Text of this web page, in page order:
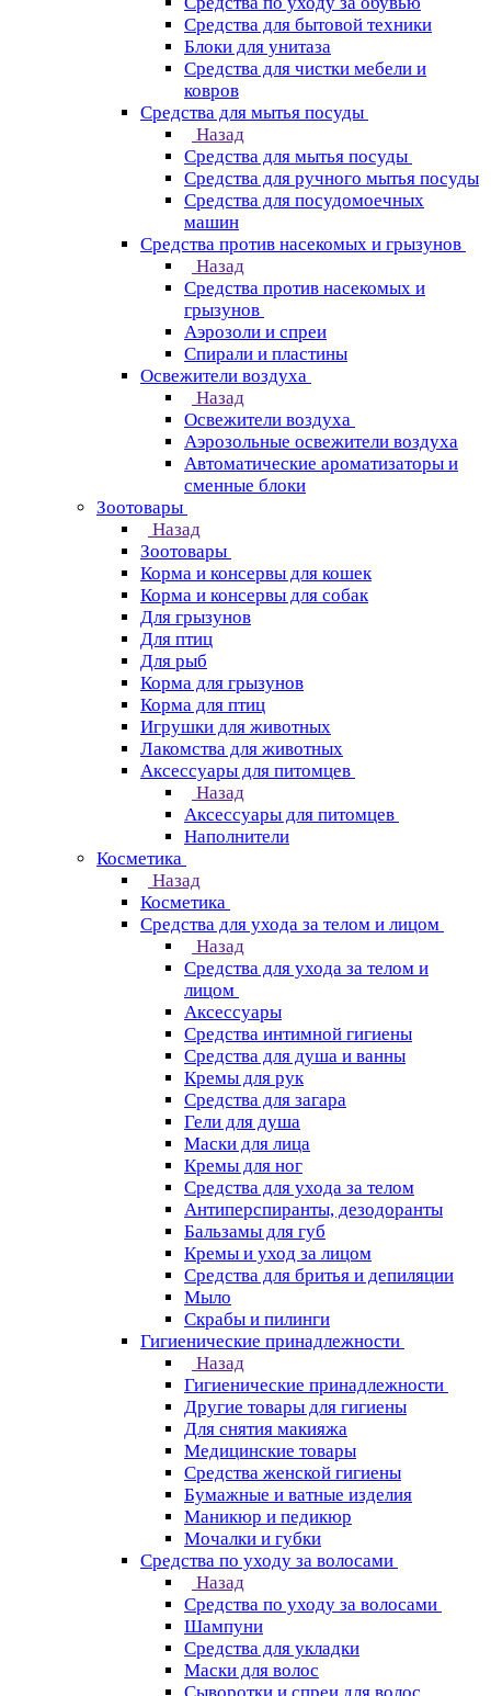
Средства для бытовой техники
Блоки для унитаза
Средства для чистки мебели и
ковров
Средства для мытья посуды
Назад
Средства для мытья посуды
Средства для ручного мытья посуды
Средства для посудомоечных
машин
Средства против насекомых и грызунов
Назад
Средства против насекомых и
грызунов
Аэрозоли и спреи
Спирали и пластины
Освежители воздуха
Назад
Освежители воздуха
Аэрозольные освежители воздуха
Автоматические ароматизаторы и
сменные блоки
Зоотовары
Назад
Зоотовары
Корма и консервы для кошек
Корма и консервы для собак
Для грызунов
Для птиц
Для рыб
Корма для грызунов
Корма для птиц
Игрушки для животных
Лакомства для животных
Аксессуары для питомцев
Назад
Аксессуары для питомцев
Наполнители
Косметика
Назад
Косметика
Средства для ухода за телом и лицом
Назад
Средства для ухода за телом и
лицом
Аксессуары
Средства интимной гигиены
Средства для душа и ванны
Кремы для рук
Средства для загара
Гели для душа
Маски для лица
Кремы для ног
Средства для ухода за телом
Антиперспиранты, дезодоранты
Бальзамы для губ
Кремы и уход за лицом
Средства для бритья и депиляции
Мыло
Скрабы и пилинги
Гигиенические принадлежности
Назад
Гигиенические принадлежности
Другие товары для гигиены
Для снятия макияжа
Медицинские товары
Средства женской гигиены
Бумажные и ватные изделия
Маникюр и педикюр
Мочалки и губки
Средства по уходу за волосами
Назад
Средства по уходу за волосами
Шампуни
Средства для укладки
Маски для волос